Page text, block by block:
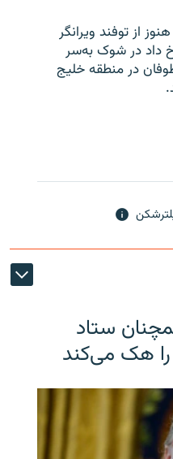
از توفند ویرانگر
داد در شوک به‌سر
در منطقه خلیج
ستاد
را هک می‌کند